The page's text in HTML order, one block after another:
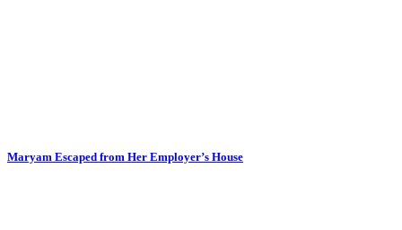
Maryam Escaped from Her Employer’s House